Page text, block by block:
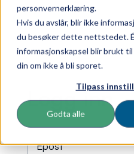
personvernerklæring.
Hvis du avslår, blir ikke
du besøker dette nettstedet.
informasjonskapsel blir brukt
din om ikke å bli sporet.
Tilpass
Godta alle
Logg inn